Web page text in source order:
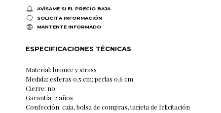
AVÍSAME SI EL PRECIO BAJA
SOLICITA INFORMACIÓN
MANTENTE INFORMADO
ESPECIFICACIONES TÉCNICAS
Material: bronce y strass
Medida: esferas 0,5 cm; perlas 0,6 cm
Cierre: no
Garantía: 2 años
Confección: caja, bolsa de compras, tarjeta de felicitación